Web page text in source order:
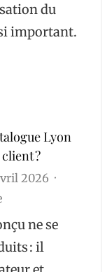
influence-
t-
de
tennis
?
du
important.
Lyon
?
2026
sur
un
ne se
: il